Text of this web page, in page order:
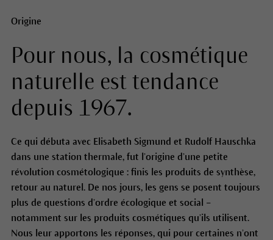
Origine
Pour nous, la cosmétique
naturelle est tendance
depuis 1967.
Ce qui débuta avec Elisabeth Sigmund et Rudolf Hauschka
dans une station thermale, fut l’origine d’une petite
révolution cosmétologique : finis les produits de synthèse,
retour au naturel. De nos jours, les gens se posent toujours
plus de questions d’ordre écologique et social –
notamment sur les produits cosmétiques qu’ils utilisent.
Nous leur apportons les réponses, qui pour certaines n’ont